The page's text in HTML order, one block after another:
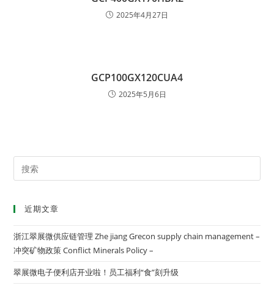
2025年4月27日
GCP100GX120CUA4
2025年5月6日
近期文章
浙江翠展微供应链管理 Zhe jiang Grecon supply chain management –
冲突矿物政策 Conflict Minerals Policy –
翠展微电子便利店开业啦！员工福利“食”刻升级